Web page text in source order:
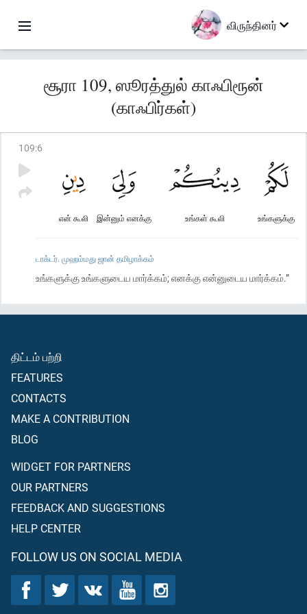
விருந்தினர்
சூரா 109, ஸூரத்துல் காஃபிரூன்
(காஃபிர்கள்)
109:6
உங்களுக்கு
உங்கள் கூலி
இன்னும் எனக்கு
என் கூலி
டாக்டர். முஹம்மது ஜான் தமிழாக்கம்
உங்களுக்கு உங்களுடைய மார்க்கம்; எனக்கு என்னுடைய மார்க்கம்.”
திட்டம் பற்றி
FEATURES
CONTACTS
MAKE A CONTRIBUTION
BLOG
WIDGET FOR PARTNERS
OUR PARTNERS
FEEDBACK AND SUGGESTIONS
HELP CENTER
FOLLOW US ON SOCIAL MEDIA